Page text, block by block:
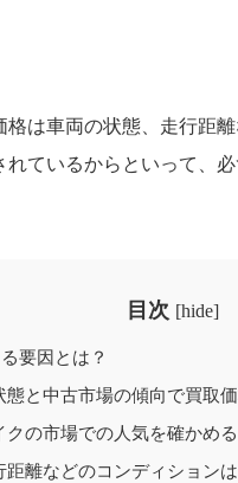
は車両の状態、走行距
ているからといって、
目次 [hide]
要因とは？
態と中古市場の傾向で買取
クの市場での人気を確かめる
距離などのコンディションは